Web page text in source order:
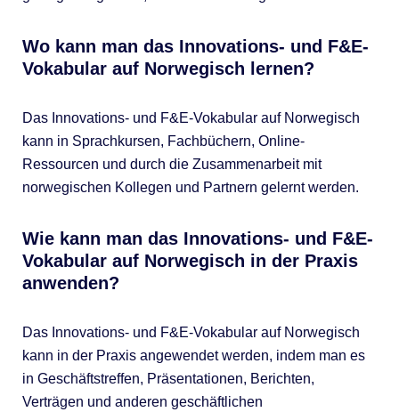
Wo kann man das Innovations- und F&E-
Vokabular auf Norwegisch lernen?
Das Innovations- und F&E-Vokabular auf Norwegisch
kann in Sprachkursen, Fachbüchern, Online-
Ressourcen und durch die Zusammenarbeit mit
norwegischen Kollegen und Partnern gelernt werden.
Wie kann man das Innovations- und F&E-
Vokabular auf Norwegisch in der Praxis
anwenden?
Das Innovations- und F&E-Vokabular auf Norwegisch
kann in der Praxis angewendet werden, indem man es
in Geschäftstreffen, Präsentationen, Berichten,
Verträgen und anderen geschäftlichen